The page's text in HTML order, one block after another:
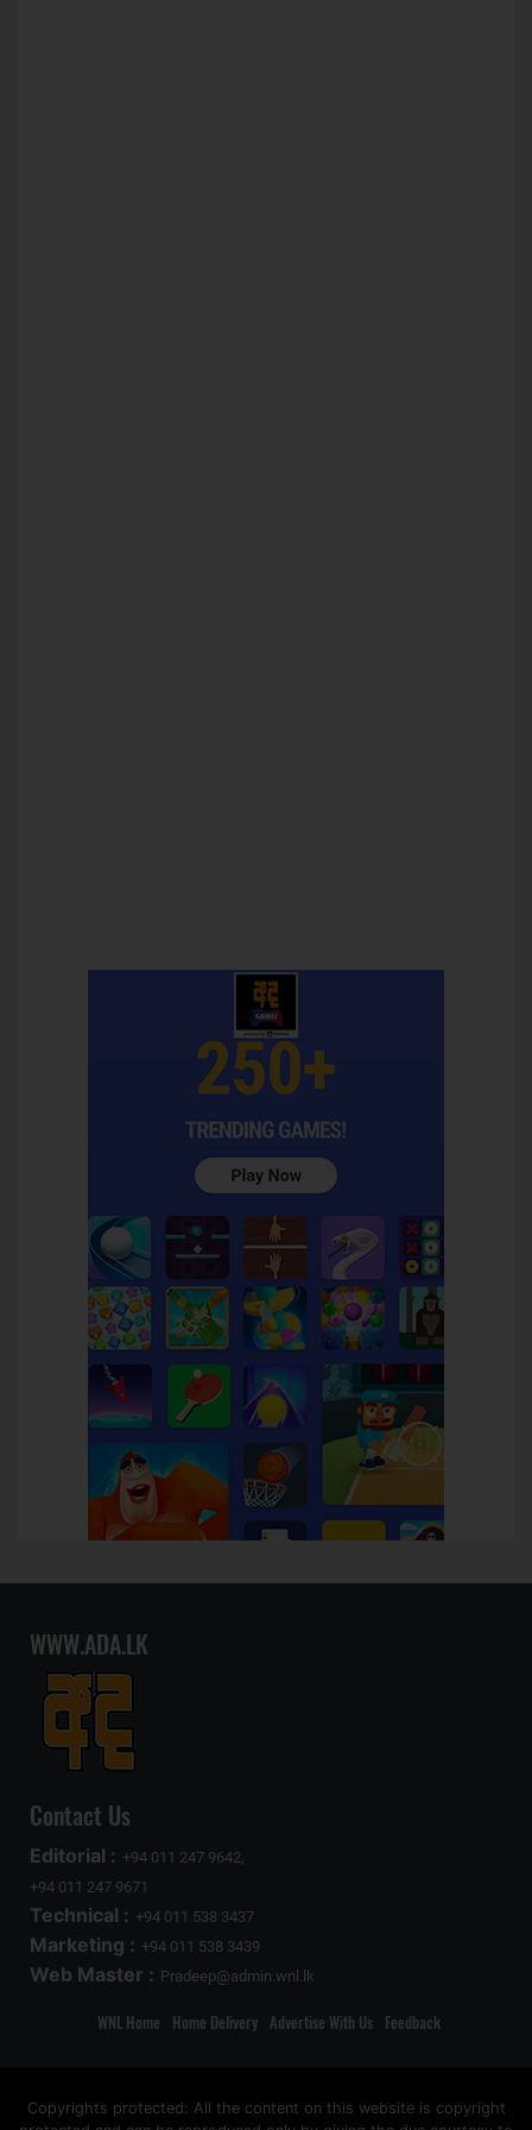
WWW.ADA.LK
Contact Us
Editorial : +94 011 247 9642,
+94 011 247 9671
Technical : +94 011 538 3437
Marketing : +94 011 538 3439
Web Master : Pradeep@admin.wnl.lk
WNL Home Home Delivery Advertise With Us Feedback
Copyrights protected: All the content on this website is copyright